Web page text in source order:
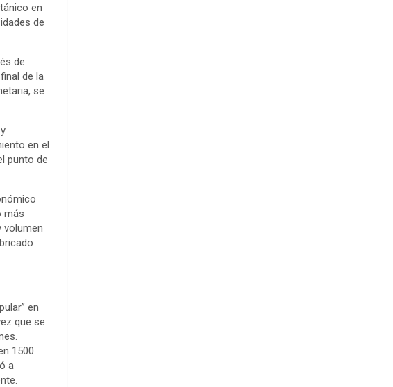
en
de
de
de la
se
en el
punto de
más
volumen
en
que se
1500
a